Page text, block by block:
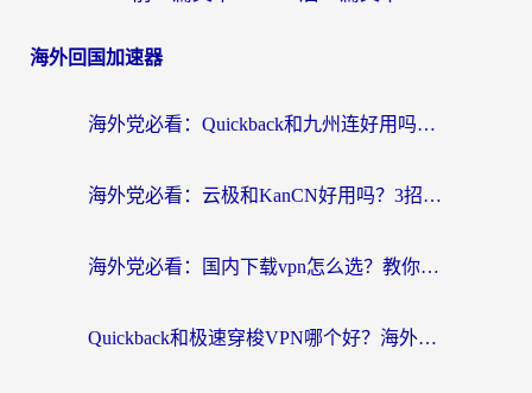
海外回国加速器
海外党必看：Quickback和九州连好用吗？3步选对回国加速器实现无缝刷国内资源
海外党必看：云极和KanCN好用吗？3招教你选对回国加速器（附免费VPN避坑指南）
海外党必看：国内下载vpn怎么选？教你无缝访问国内资源的实用指南
Quickback和极速穿梭VPN哪个好？海外党亲测3招选对回国加速器，看这篇就够了